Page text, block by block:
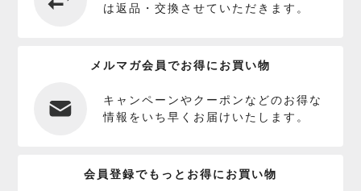
は返品・交換させていただきます。
メルマガ会員でお得にお買い物
キャンペーンやクーポンなどのお得な
情報をいち早くお届けいたします。
会員登録でもっとお得にお買い物